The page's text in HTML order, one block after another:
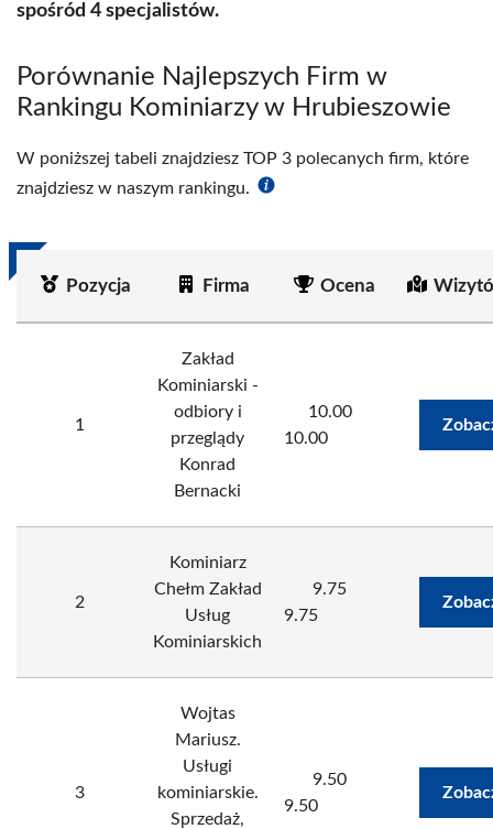
spośród 4 specjalistów.
Porównanie Najlepszych Firm w
Rankingu Kominiarzy w Hrubieszowie
W poniższej tabeli znajdziesz TOP 3 polecanych firm, które
znajdziesz w naszym rankingu.
Pozycja Firma Ocena
1
Zakład
Kominiarski -
odbiory i
przeglądy
Konrad
Bernacki
10.00
10.00
2
Kominiarz
Chełm Zakład
Usług
Kominiarskich
9.75
9.75
3
Wojtas
Mariusz.
Usługi
kominiarskie.
Sprzedaż,
9.50
9.50